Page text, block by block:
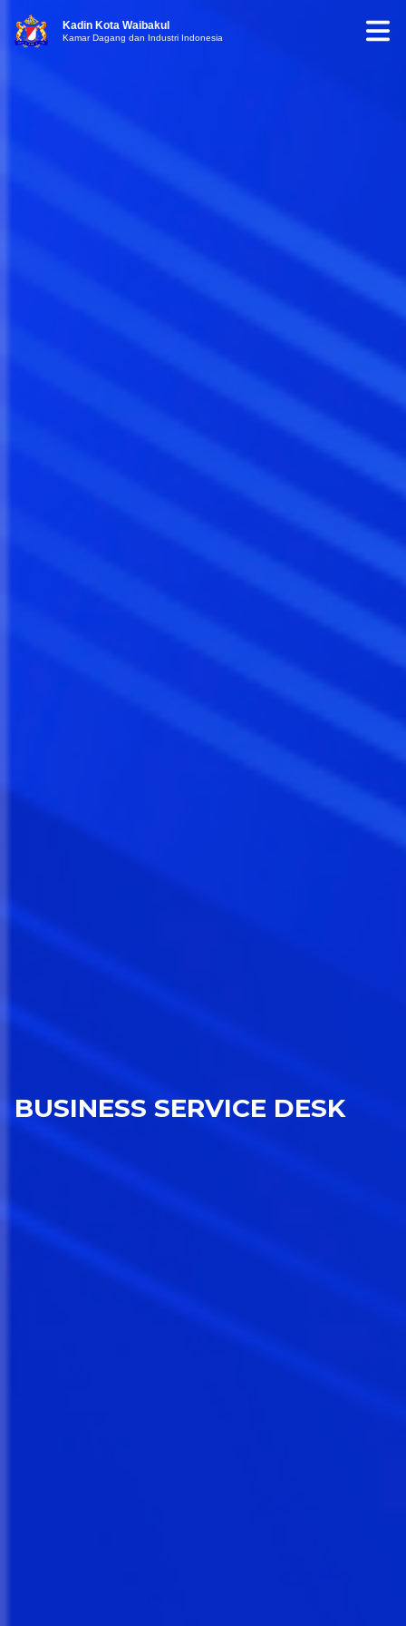
Kadin Kota Waibakul
Kamar Dagang dan Industri Indonesia
BUSINESS SERVICE DESK